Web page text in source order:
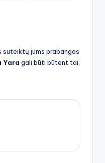
suteiktų jums prabangos
Yara gali būti būtent tai,